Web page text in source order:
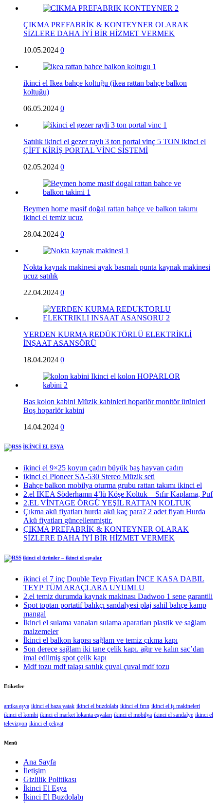
ÇIKMA PREFABRİK & KONTEYNER OLARAK
SİZLERE DAHA İYİ BİR HİZMET VERMEK
10.05.2024 0
ikinci el Ikea bahçe koltuğu (ikea rattan bahçe balkon
koltuğu)
06.05.2024 0
Satılık ikinci el gezer raylı 3 ton portal vinç 5 TON ikinci el
ÇİFT KİRİŞ PORTAL VİNC SİSTEMİ
02.05.2024 0
Beymen home masif doğal rattan bahçe ve balkon takımı
ikinci el temiz ucuz
28.04.2024 0
Nokta kaynak makinesi ayak basmalı punta kaynak makinesi
ucuz satılık
22.04.2024 0
YERDEN KURMA REDÜKTÖRLÜ ELEKTRİKLİ
İNŞAAT ASANSÖRÜ
18.04.2024 0
Bas kolon kabini Müzik kabinleri hoparlör monitör ürünleri
Boş hoparlör kabini
14.04.2024 0
İKİNCİ EL EŞYA
ikinci el 9×25 koyun çadırı büyük baş hayvan çadırı
ikinci el Pioneer SA-530 Stereo Müzik seti
Bahçe balkon mobilya oturma grubu rattan takımı ikinci el
2.el IKEA Söderhamn 4’lü Köşe Koltuk – Sıfır Kaplama, Puf
2.EL VİNTAGE ÖRGÜ YEŞİL RATTAN KOLTUK
Çıkma akü fiyatları hurda akü kaç para? 2 adet fiyatı Hurda
Akü fiyatları güncellenmiştir.
ÇIKMA PREFABRİK & KONTEYNER OLARAK
SİZLERE DAHA İYİ BİR HİZMET VERMEK
ikinci el ürünler – ikinci el eşyalar
ikinci el 7 inç Double Teyp Fiyatları İNCE KASA DABIL
TEYP TÜM ARAÇLARA UYUMLU
2.el temiz durumda kaynak makinası Dadwoo 1 sene garantili
Spot toptan portatif balıkçı sandalyesi plaj sahil bahçe kamp
mangal
İkinci el sulama vanaları sulama aparatları plastik ve sağlam
malzemeler
İkinci el balkon kapısı sağlam ve temiz çıkma kapı
Son derece sağlam iki tane çelik kapı. ağır ve kalın sac’dan
imal edilmiş spot çelik kapı
Mdf tozu mdf talaşı satılık çuval çuval mdf tozu
Etiketler
antika eşya ikinci el baza yatak ikinci el buzdolabı ikinci el fırın ikinci el iş makineleri
ikinci el kombi ikinci el market lokanta eşyaları ikinci el mobilya ikinci el sandalye ikinci el
televizyon ikinci el çekyat
Menü
Ana Sayfa
İletişim
Gizlilik Politikası
İkinci El Eşya
İkinci El Buzdolabı